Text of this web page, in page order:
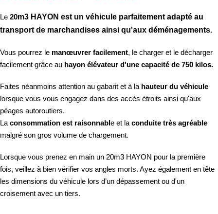
Le 20m3 HAYON est un véhicule parfaitement adapté au
transport de marchandises ainsi qu'aux déménagements.
Vous pourrez le manœuvrer facilement, le charger et le décharger
facilement grâce au hayon élévateur d'une capacité de 750 kilos.
Faites néanmoins attention au gabarit et à la hauteur du véhicule
lorsque vous vous engagez dans des accès étroits ainsi qu'aux
péages autoroutiers.
La consommation est raisonnable et la conduite très agréable
malgré son gros volume de chargement.
Lorsque vous prenez en main un 20m3 HAYON pour la première
fois, veillez à bien vérifier vos angles morts. Ayez également en tête
les dimensions du véhicule lors d’un dépassement ou d'un
croisement avec un tiers.